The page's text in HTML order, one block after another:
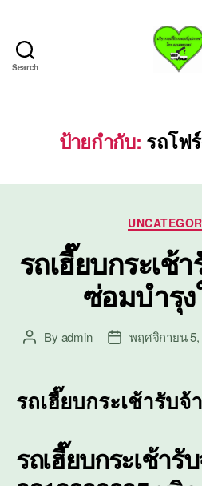
Search
บรถ
ยก
ปร
ป้ายกำกับ: รถโฟ
รถเฮี๊ยบกระเช้
ซ่อมบำรุ
PostBy admin
Postพฤศจิกายน 5,
รถเฮี๊ยบกระเช้ารับจ้
รถเฮี๊ยบกระเช้ารั